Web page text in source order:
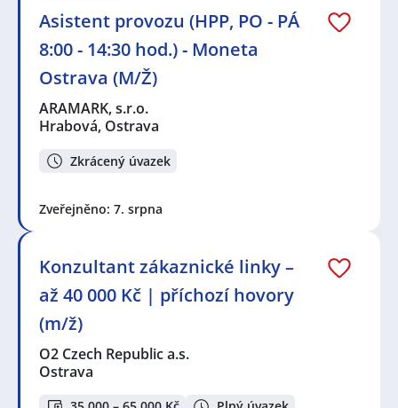
Asistent provozu (HPP, PO - PÁ
8:00 - 14:30 hod.) - Moneta
Ostrava (M/Ž)
ARAMARK, s.r.o.
Hrabová, Ostrava
Zkrácený úvazek
Zveřejněno: 7. srpna
Konzultant zákaznické linky –
až 40 000 Kč | příchozí hovory
(m/ž)
O2 Czech Republic a.s.
Ostrava